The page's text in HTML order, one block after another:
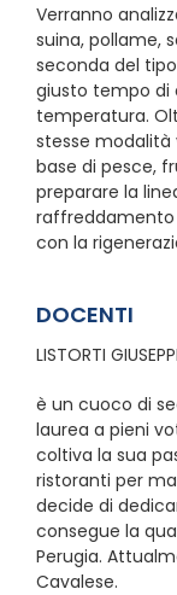
Verranno
suina, pollame,
seconda del
giusto tempo di
temperatura.
stesse
base di pesce,
preparare la
raffreddamento
con la
DOCENTI
LISTORTI
è un cuoco di
laurea a pieni
coltiva la sua
ristoranti per
decide di
consegue la
Perugia.
Cavalese.